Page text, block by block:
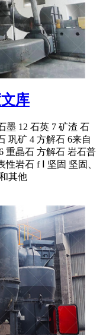
库
墨 12 石英 7 矿渣 石
巩矿 4 方解石 6来自
重晶石 方解石 岩石普
岩石 f Ⅰ 坚固 坚固、
其他